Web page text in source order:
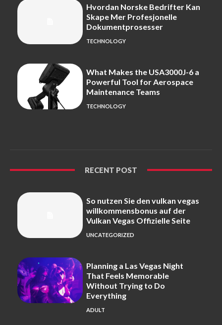
Hvordan Norske Bedrifter Kan
Skape Mer Profesjonelle
Dokumentprosesser
TECHNOLOGY
What Makes the USA3000J-6 a
Powerful Tool for Aerospace
Maintenance Teams
TECHNOLOGY
RECENT POST
So nutzen Sie den vulkan vegas
willkommensbonus auf der
Vulkan Vegas Offizielle Seite
UNCATEGORIZED
Planning a Las Vegas Night
That Feels Memorable
Without Trying to Do
Everything
ADULT